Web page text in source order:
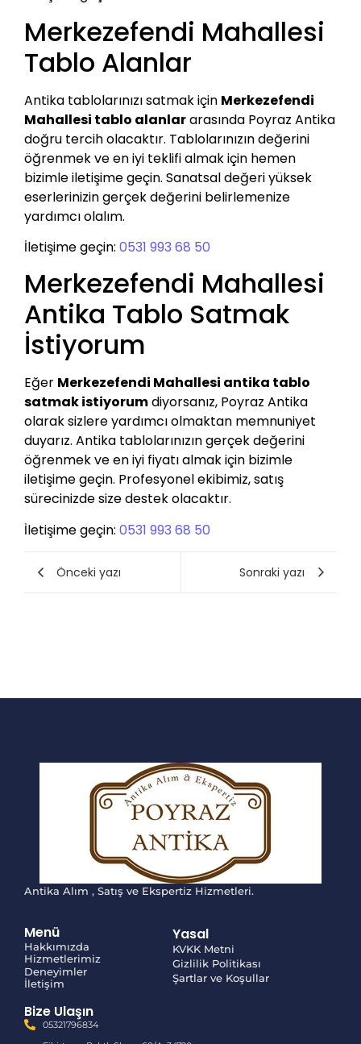
Merkezefendi Mahallesi
Tablo Alanlar
Antika tablolarınızı satmak için Merkezefendi
Mahallesi tablo alanlararasında Poyraz Antika
doğru tercih olacaktır. Tablolarınızın değerini
öğrenmek ve en iyi teklifi almak için hemen
bizimle iletişime geçin. Sanatsal değeri yüksek
eserlerinizin gerçek değerini belirlemenize
yardımcı olalım.
İletişime geçin: 0531 993 68 50
Merkezefendi Mahallesi
Antika Tablo Satmak
İstiyorum
Eğer Merkezefendi Mahallesi antika tablo
satmak istiyorumdiyorsanız, Poyraz Antika
olarak sizlere yardımcı olmaktan memnuniyet
duyarız. Antika tablolarınızın gerçek değerini
öğrenmek ve en iyi fiyatı almak için bizimle
iletişime geçin. Profesyonel ekibimiz, satış
sürecinizde size destek olacaktır.
İletişime geçin: 0531 993 68 50
Önceki yazı Sonraki yazı
Antika Alım , Satış ve Ekspertiz Hizmetleri.
Menü
Hakkımızda
Hizmetlerimiz
Deneyimler
İletişim
Yasal
KVKK Metni
Gizlilik Politikası
Şartlar ve Koşullar
Bize Ulaşın
05321796834